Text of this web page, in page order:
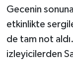
Gecenin
etkinlikte
de tam not
izleyicilerden